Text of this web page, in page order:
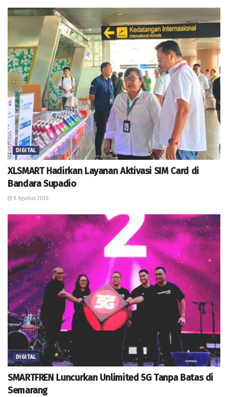
DIGITAL
XLSMART Hadirkan Layanan Aktivasi SIM Card di
Bandara Supadio
8 Agustus 2026
DIGITAL
SMARTFREN Luncurkan Unlimited 5G Tanpa Batas di
Semarang